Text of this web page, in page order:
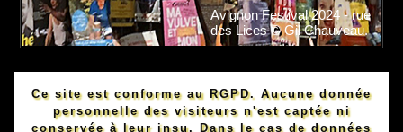
Avignon Festival 2024 - rue
des Lices © Gil Chauveau.
Ce site est conforme au RGPD. Aucune donnée
personnelle des visiteurs n'est captée ni
conservée à leur insu. Dans le cas de données